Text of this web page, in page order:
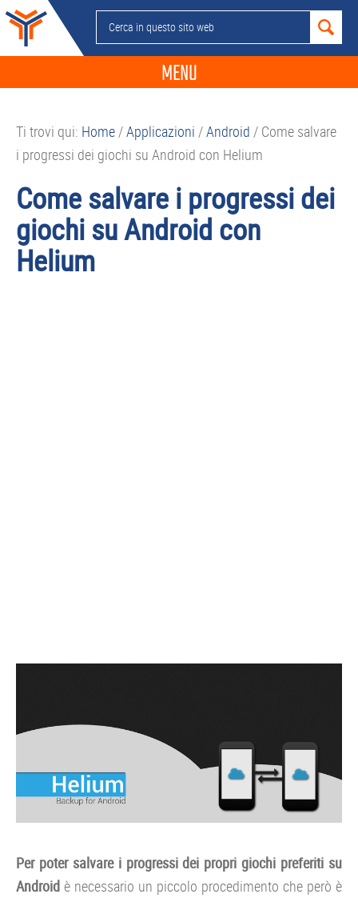
Passa
alla
navigazione
Passa
contenuto
Passa
alla
barra
Passa
piè
Cerca
in
sito
MENU
GUIDE ACQUISTO
SMARTPHONE
TABLET
Ti trovi qui: Home/Applicazioni /Android / Come salvare
i progressi dei giochi su Android con Helium
Come salvare i progressi dei
giochi su Android con
Helium
Per poter salvare i progressi dei propri giochi preferiti su
Android è necessario un piccolo procedimento che però è